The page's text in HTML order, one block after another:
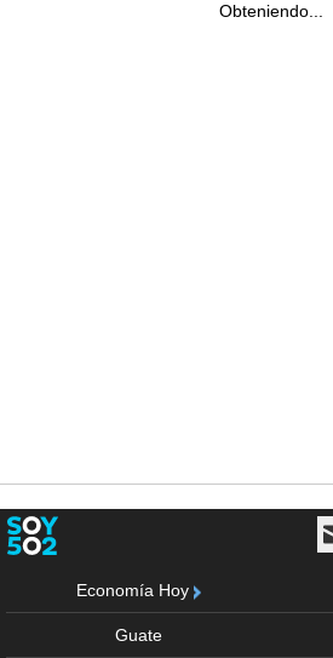
Obteniendo...
Economía Hoy
Guate